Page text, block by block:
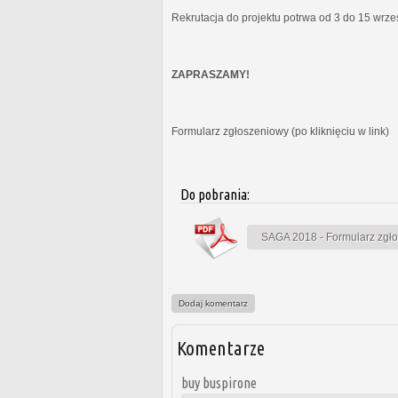
Rekrutacja do projektu potrwa od 3 do 15
ZAPRASZAMY!
Formularz zgłoszeniowy (po kliknięciu w link)
Do pobrania:
SAGA 2018 - Formularz
Dodaj komentarz
Komentarze
buy buspirone